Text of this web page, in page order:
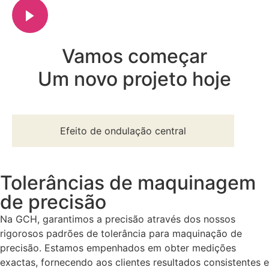
Vamos começar
Um novo projeto hoje
Efeito de ondulação central
Tolerâncias de maquinagem
de precisão
Na GCH, garantimos a precisão através dos nossos
rigorosos padrões de tolerância para maquinação de
precisão. Estamos empenhados em obter medições
exactas, fornecendo aos clientes resultados consistentes e